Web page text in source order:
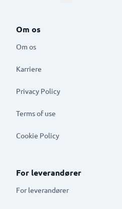
Om os
Om os
Karriere
Privacy Policy
Terms of use
Cookie Policy
For leverandører
For leverandører